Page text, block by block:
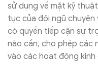
sử dụng về mặt kỹ
tục của đội ngũ chuyên
có quyền tiếp cận sự
nào cần, cho phép các
vào các hoạt động kinh